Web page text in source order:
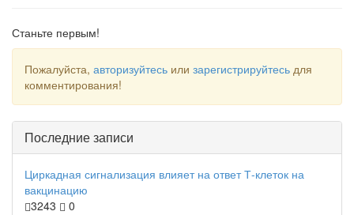
Станьте первым!
Пожалуйста, авторизуйтесь или зарегистрируйтесь для
комментирования!
Последние записи
Циркадная сигнализация влияет на ответ Т-клеток на
вакцинацию
3243
0